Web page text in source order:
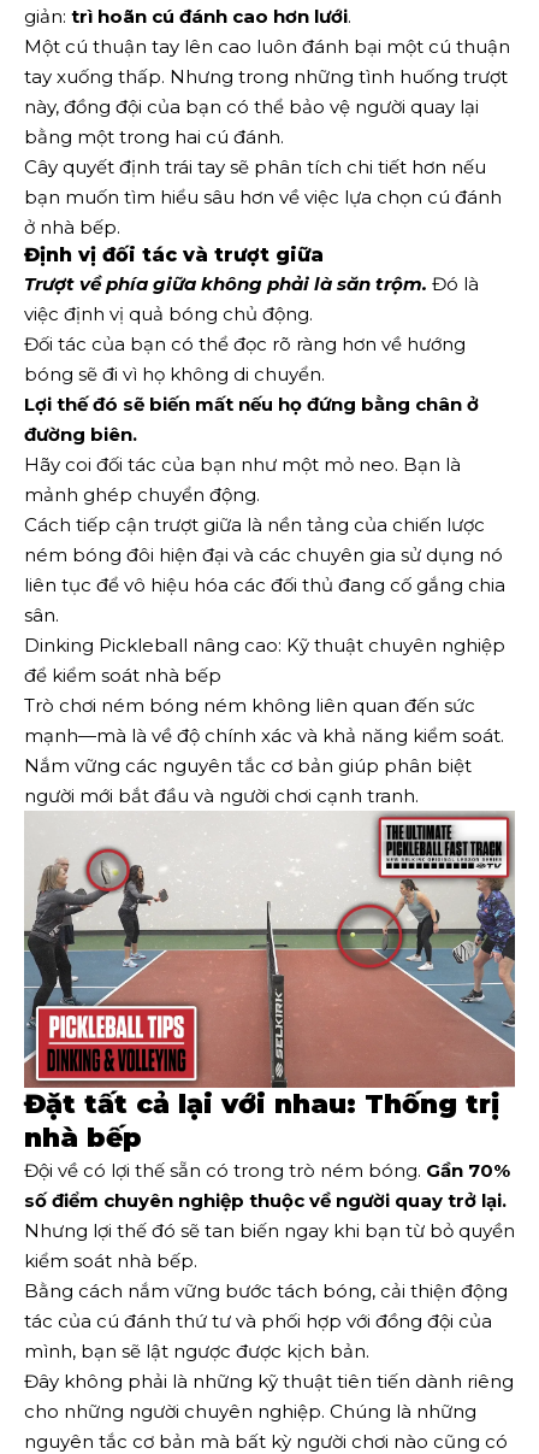
giản: trì hoãn cú đánh cao hơn lưới.
Một cú thuận tay lên cao luôn đánh bại một cú thuận
tay xuống thấp. Nhưng trong những tình huống trượt
này, đồng đội của bạn có thể bảo vệ người quay lại
bằng một trong hai cú đánh.
Cây quyết định trái tay sẽ phân tích chi tiết hơn nếu
bạn muốn tìm hiểu sâu hơn về việc lựa chọn cú đánh
ở nhà bếp.
Định vị đối tác và trượt giữa
Trượt về phía giữa không phải là săn trộm. Đó là
việc định vị quả bóng chủ động.
Đối tác của bạn có thể đọc rõ ràng hơn về hướng
bóng sẽ đi vì họ không di chuyển.
Lợi thế đó sẽ biến mất nếu họ đứng bằng chân ở
đường biên.
Hãy coi đối tác của bạn như một mỏ neo. Bạn là
mảnh ghép chuyển động.
Cách tiếp cận trượt giữa là nền tảng của chiến lược
ném bóng đôi hiện đại và các chuyên gia sử dụng nó
liên tục để vô hiệu hóa các đối thủ đang cố gắng chia
sân.
Dinking Pickleball nâng cao: Kỹ thuật chuyên nghiệp
để kiểm soát nhà bếp
Trò chơi ném bóng ném không liên quan đến sức
mạnh—mà là về độ chính xác và khả năng kiểm soát.
Nắm vững các nguyên tắc cơ bản giúp phân biệt
người mới bắt đầu và người chơi cạnh tranh.
Đặt tất cả lại với nhau: Thống trị
nhà bếp
Đội về có lợi thế sẵn có trong trò ném bóng. Gần 70%
số điểm chuyên nghiệp thuộc về người quay trở lại.
Nhưng lợi thế đó sẽ tan biến ngay khi bạn từ bỏ quyền
kiểm soát nhà bếp.
Bằng cách nắm vững bước tách bóng, cải thiện động
tác của cú đánh thứ tư và phối hợp với đồng đội của
mình, bạn sẽ lật ngược được kịch bản.
Đây không phải là những kỹ thuật tiên tiến dành riêng
cho những người chuyên nghiệp. Chúng là những
nguyên tắc cơ bản mà bất kỳ người chơi nào cũng có